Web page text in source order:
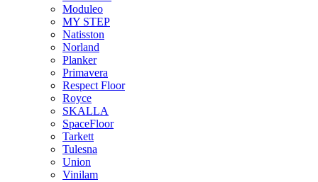
Moduleo
MY STEP
Natisston
Norland
Planker
Primavera
Respect Floor
Royce
SKALLA
SpaceFloor
Tarkett
Tulesna
Union
Vinilam